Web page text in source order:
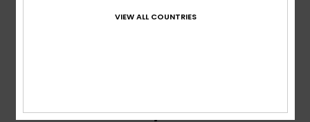
5/5
VIEW ALL COUNTRIES